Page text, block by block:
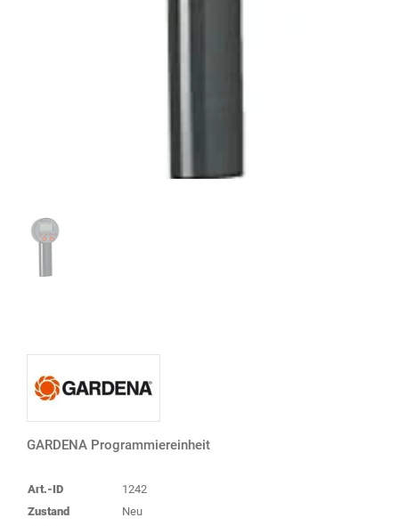
GARDENA Programmiereinheit
Art.-ID
1242
Zustand
Neu